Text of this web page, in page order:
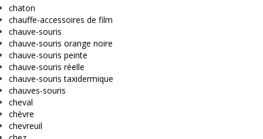
chaton
chauffe-accessoires de film
chauve-souris
chauve-souris orange noire
chauve-souris peinte
chauve-souris réelle
chauve-souris taxidermique
chauves-souris
cheval
chèvre
chevreuil